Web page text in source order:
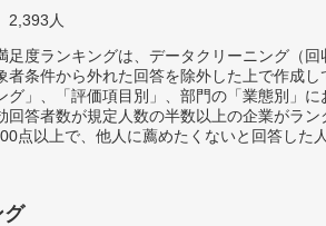
2,393人
度ランキングは、データクリーニング（回
条件から外れた回答を除外した上で作成し
」、「評価項目別」、部門の「業態別」
回答者数が規定人数の半数以上の企業がラン
点以上で、他人に薦めたくないと回答した
グ